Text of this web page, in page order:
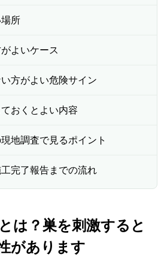
岡対応
の比較ポイント
バチはおとなしいから放置してよい
所
よいケース
方がよい危険サイン
おくとよい内容
地調査で見るポイント
完了報告までの流れ
は？巣を刺激すると
があります